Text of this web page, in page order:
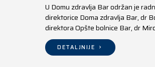
U Domu zdravlja Bar održan je
direktorice Doma zdravlja Bar, dr
direktora Opšte bolnice Bar, dr
direktora Doma zdravlja Ulcinj,
DETALJNIJE